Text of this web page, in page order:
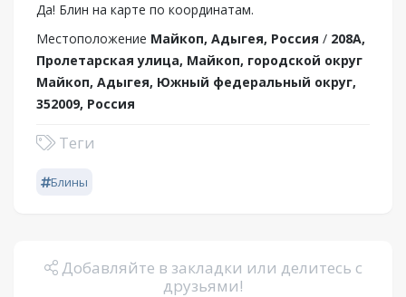
Да! Блин на карте по координатам.
Местоположение Майкоп, Адыгея, Россия / 208А,
Пролетарская улица, Майкоп, городской округ
Майкоп, Адыгея, Южный федеральный округ,
352009, Россия
Теги
Блины
Добавляйте в закладки или делитесь с
друзьями!